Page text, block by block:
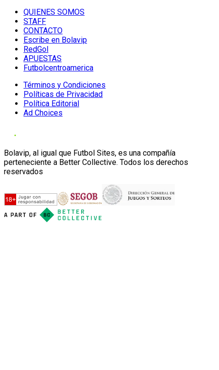
QUIENES SOMOS
STAFF
CONTACTO
Escribe en Bolavip
RedGol
APUESTAS
Futbolcentroamerica
Términos y Condiciones
Políticas de Privacidad
Política Editorial
Ad Choices
Bolavip, al igual que Futbol Sites, es una compañía
perteneciente a Better Collective. Todos los derechos
reservados